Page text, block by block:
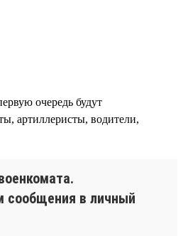
очередь будут
артиллеристы, водители,
сообщения в личный